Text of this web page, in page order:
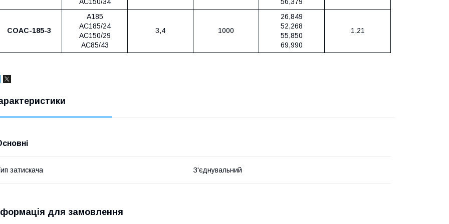
АС150/34
56,379
СОАС-185-3
А185
АС185/24
АС150/29
АС85/43
3,4 1000
26,849
52,268
55,850
69,990
1,21
затискача З'єднувальний
для замовлення